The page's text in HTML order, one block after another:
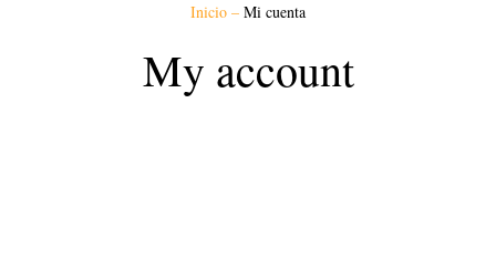
Inicio – Mi cuenta
My account